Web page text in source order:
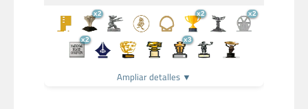
x2 x2 x2
x2 x3
Ampliar detalles ▼